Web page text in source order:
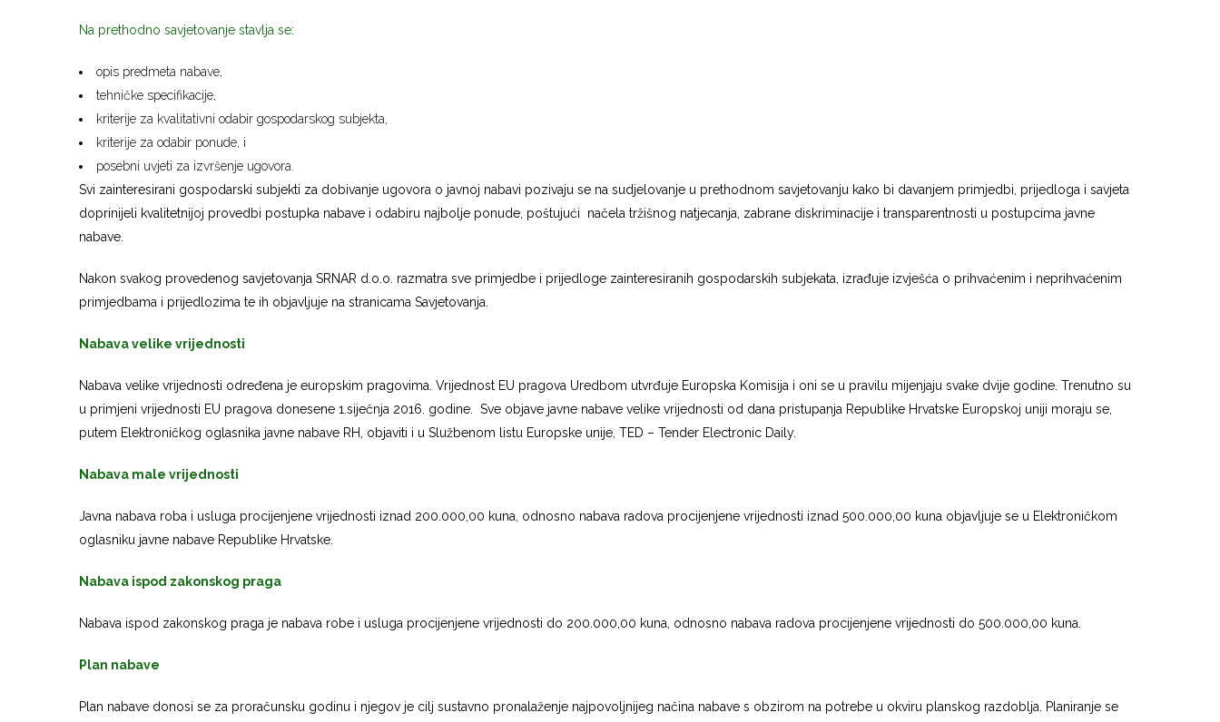
Na prethodno savjetovanje stavlja se:
opis predmeta nabave,
tehničke specifikacije,
kriterije za kvalitativni odabir gospodarskog subjekta,
kriterije za odabir ponude, i
posebni uvjeti za izvršenje ugovora.
Svi zainteresirani gospodarski subjekti za dobivanje ugovora o javnoj nabavi pozivaju se na sudjelovanje u prethodnom savjetovanju kako bi davanjem primjedbi, prijedloga i savjeta
doprinijeli kvalitetnijoj provedbi postupka nabave i odabiru najbolje ponude, poštujući načela tržišnog natjecanja, zabrane diskriminacije i transparentnosti u postupcima javne
nabave.
Nakon svakog provedenog savjetovanja SRNAR d.o.o. razmatra sve primjedbe i prijedloge zainteresiranih gospodarskih subjekata, izrađuje izvješća o prihvaćenim i neprihvaćenim
primjedbama i prijedlozima te ih objavljuje na stranicama Savjetovanja.
Nabava velike vrijednosti
Nabava velike vrijednosti određena je europskim pragovima. Vrijednost EU pragova Uredbom utvrđuje Europska Komisija i oni se u pravilu mijenjaju svake dvije godine. Trenutno su
u primjeni vrijednosti EU pragova donesene 1.siječnja 2016. godine. Sve objave javne nabave velike vrijednosti od dana pristupanja Republike Hrvatske Europskoj uniji moraju se,
putem Elektroničkog oglasnika javne nabave RH, objaviti i u Službenom listu Europske unije, TED – Tender Electronic Daily.
Nabava male vrijednosti
Javna nabava roba i usluga procijenjene vrijednosti iznad 200.000,00 kuna, odnosno nabava radova procijenjene vrijednosti iznad 500.000,00 kuna objavljuje se u Elektroničkom
oglasniku javne nabave Republike Hrvatske.
Nabava ispod zakonskog praga
Nabava ispod zakonskog praga je nabava robe i usluga procijenjene vrijednosti do 200.000,00 kuna, odnosno nabava radova procijenjene vrijednosti do 500.000,00 kuna.
Plan nabave
Plan nabave donosi se za proračunsku godinu i njegov je cilj sustavno pronalaženje najpovoljnijeg načina nabave s obzirom na potrebe u okviru planskog razdoblja. Planiranje se